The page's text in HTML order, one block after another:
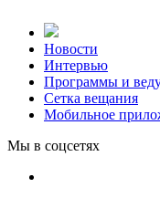
Новости
Интервью
Программы и
Сетка вещания
Мобильное
Мы в соцсетях